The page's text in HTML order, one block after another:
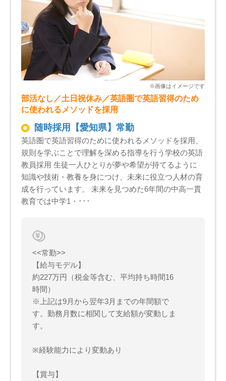
部活なし／土日祝休み／英語圏で英語習得のため
に使われるメソッドを採用
随時採用【愛知県】常勤
英語圏で英語習得のために使われるメソッドを採用、
規則を学ぶことで理解を深める指導を行う学校の英語
教員採用 生徒一人ひとりが夢や希望が持てるように
知識や技術・教養を身につけ、未来に役立つ人材の育
成を行っています。 未来を見つめた6年間の中高一貫
教育では中学1・･･･
<<常勤>>
【給与モデル】
約227万円（税金等含む、平均持ち時間16
時間）
※上記は9月から翌年3月までの年間額で
す。勤務月数に相関して支給額が変動しま
す。
※経験能力により変動あり
【賞与】